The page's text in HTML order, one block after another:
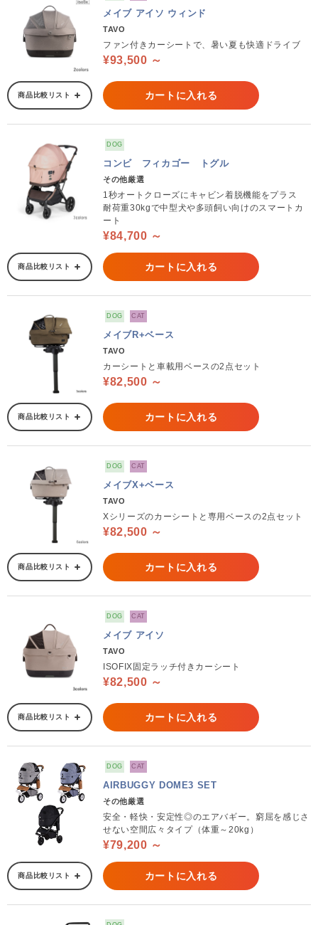
メイブ アイソ ウィンド
TAVO
ファン付きカーシートで、暑い夏も快適ドライブ
¥93,500 ～
商品比較リスト カートに入れる
DOG
コンビ フィカゴー トグル
その他厳選
1秒オートクローズにキャビン着脱機能をプラス
耐荷重30kgで中型犬や多頭飼い向けのスマートカ
ート
¥84,700 ～
商品比較リスト カートに入れる
DOG CAT
メイブR+ベース
TAVO
カーシートと車載用ベースの2点セット
¥82,500 ～
商品比較リスト カートに入れる
DOG CAT
メイブX+ベース
TAVO
Xシリーズのカーシートと専用ベースの2点セット
¥82,500 ～
商品比較リスト カートに入れる
DOG CAT
メイブ アイソ
TAVO
ISOFIX固定ラッチ付きカーシート
¥82,500 ～
商品比較リスト カートに入れる
DOG CAT
AIRBUGGY DOME3 SET
その他厳選
安全・軽快・安定性◎のエアバギー。窮屈を感じさ
せない空間広々タイプ（体重～20kg）
¥79,200 ～
商品比較リスト カートに入れる